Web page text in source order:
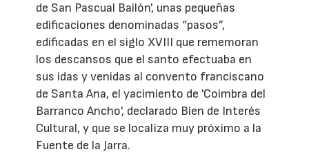
de San Pascual Bailón', unas pequeñas
edificaciones denominadas “pasos”,
edificadas en el siglo XVIII que rememoran
los descansos que el santo efectuaba en
sus idas y venidas al convento franciscano
de Santa Ana, el yacimiento de 'Coimbra del
Barranco Ancho', declarado Bien de Interés
Cultural, y que se localiza muy próximo a la
Fuente de la Jarra.